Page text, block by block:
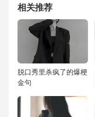
相关推荐
脱口秀里杀疯了的爆梗
金句